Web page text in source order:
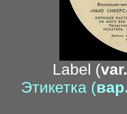
Label (
Этикетка (